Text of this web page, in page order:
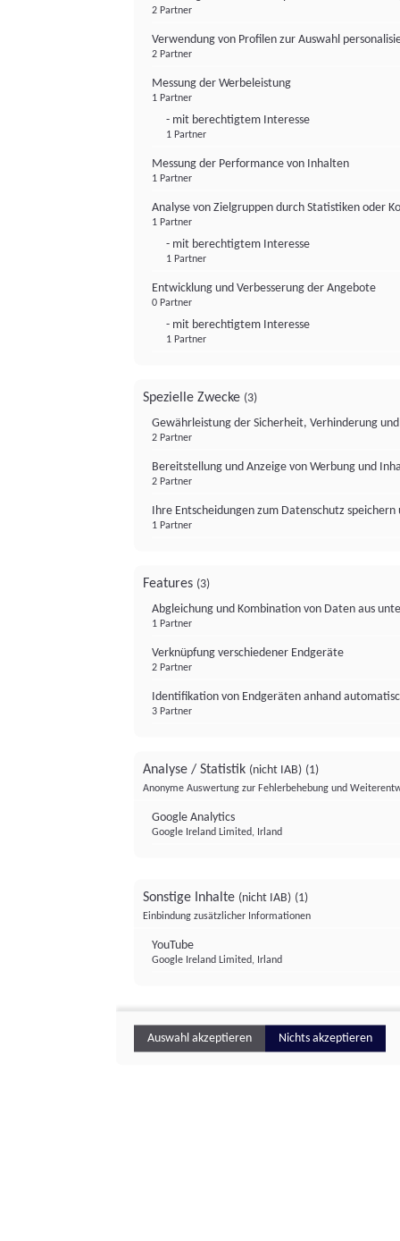
2 Partner
Verwendung von Profilen zur Auswahl
2 Partner
Messung der Werbeleistung
1 Partner
- mit berechtigtem Interesse
1 Partner
Messung der Performance von Inhalten
1 Partner
Analyse von Zielgruppen durch Statistiken oder
1 Partner
- mit berechtigtem Interesse
1 Partner
Entwicklung und Verbesserung der Angebote
0 Partner
- mit berechtigtem Interesse
1 Partner
Spezielle Zwecke (3)
Gewährleistung der Sicherheit, Verhinderung
2 Partner
Bereitstellung und Anzeige von Werbung und
2 Partner
Ihre Entscheidungen zum Datenschutz
1 Partner
Features (3)
Abgleichung und Kombination von Daten aus
1 Partner
Verknüpfung verschiedener Endgeräte
2 Partner
Identifikation von Endgeräten anhand
3 Partner
Analyse / Statistik (nicht IAB) (1)
Anonyme Auswertung zur Fehlerbehebung und
Google Analytics
Google Ireland Limited, Irland
Sonstige Inhalte (nicht IAB) (1)
Einbindung zusätzlicher Informationen
YouTube
Google Ireland Limited, Irland
Auswahl akzeptieren Nichts akzeptieren